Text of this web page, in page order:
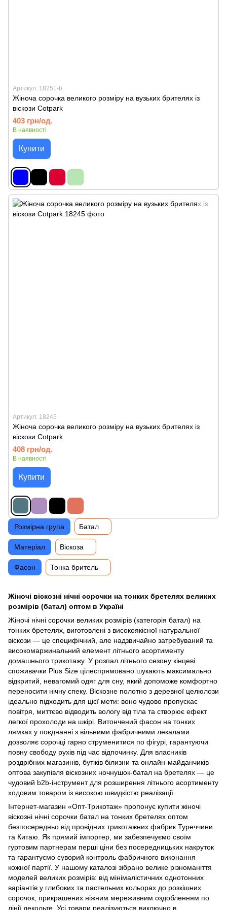
Артикул: 18251-b
Жіноча сорочка великого розміру на вузьких брителях із
віскози Cotpark
403 грн/од.
В наявності
Купити
Артикул: 18245
Жіноча сорочка великого розміру на вузьких брителях із
віскози Cotpark
408 грн/од.
В наявності
Купити
Жіночі віскозні нічні сорочки на тонких бретелях великих
розмірів (батал) оптом в Україні
Жіночі нічні сорочки великих розмірів (категорія батал) на
тонких бретелях, виготовлені з високоякісної натуральної
віскози — це специфічний, але надзвичайно затребуваний та
високомаржинальний елемент літнього асортименту
домашнього трикотажу. У розпал літнього сезону кінцеві
споживачки Plus Size цілеспрямовано шукають максимально
відкритий, невагомий одяг для сну, який допоможе комфортно
переносити нічну спеку. Віскозне полотно з деревної целюлози
ідеально підходить для цієї мети: воно чудово пропускає
повітря, миттєво відводить вологу від тіла та створює ефект
легкої прохолоди на шкірі. Витончений фасон на тонких
лямках у поєднанні з вільними фабричними лекалами
дозволяє сорочці гарно струменитися по фігурі, гарантуючи
повну свободу рухів під час відпочинку. Для власників
роздрібних магазинів, бутіків білизни та онлайн-майданчиків
оптова закупівля віскозних ночнушок-батал на бретелях — це
чудовий b2b-інструмент для розширення літнього асортименту
ходовим товаром із високою швидкістю реалізації.
Інтернет-магазин «Опт-Трикотаж» пропонує купити жіночі
віскозні нічні сорочки батал на тонких бретелях оптом
безпосередньо від провідних трикотажних фабрик Туреччини
та Китаю. Як прямий імпортер, ми забезпечуємо своїм
гуртовим партнерам перші ціни без посередницьких накруток
та гарантуємо суворий контроль фабричного виконання
кожної партії. У нашому каталозі зібрано велике різноманіття
моделей великих розмірів: від мінімалістичних однотонних
варіантів у глибоких та пастельних кольорах до розкішних
сорочок, прикрашених ніжним мереживним оздобленням по
лінії декольте. Усі товари реалізуються виключно в
Розмірна група Батал
Матеріал Віскоза
Фасон Тонка бритель